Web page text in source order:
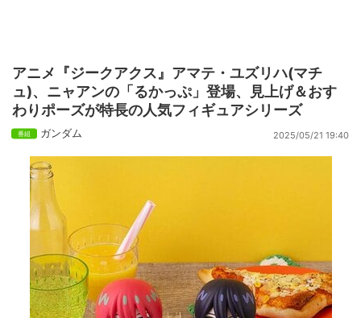
アニメ『ジークアクス』アマテ・ユズリハ(マチ
ュ)、ニャアンの「るかっぷ」登場、見上げ＆おす
わりポーズが特長の人気フィギュアシリーズ
ガンダム 2025/05/21 19:40